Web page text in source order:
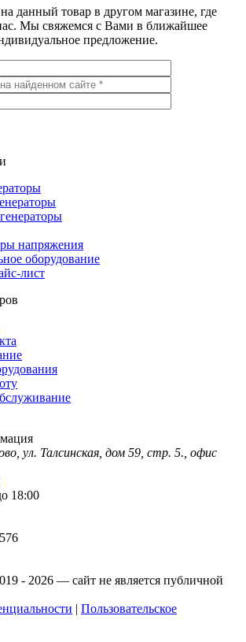
данный товар в другом магазине, где
Мы свяжемся с Вами в ближайшее
предложение.
напряжения
оборудование
лист
ул. Талсинская, дом 59, стр. 5., офис
18:00
- 2026 — cайт не является публичной
| Пользовательское